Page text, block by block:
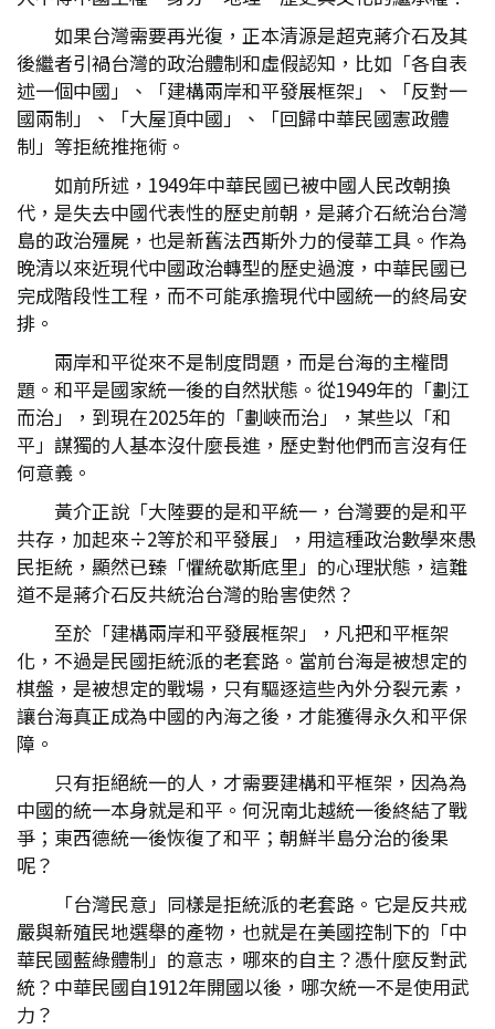
如果台灣需要再光復，正本清源是超克蔣介石及其
後繼者引禍台灣的政治體制和虛假認知，比如「各自表
述一個中國」、「建構兩岸和平發展框架」、「反對一
國兩制」、「大屋頂中國」、「回歸中華民國憲政體
制」等拒統推拖術。
如前所述，1949年中華民國已被中國人民改朝換
代，是失去中國代表性的歷史前朝，是蔣介石統治台灣
島的政治殭屍，也是新舊法西斯外力的侵華工具。作為
晚清以來近現代中國政治轉型的歷史過渡，中華民國已
完成階段性工程，而不可能承擔現代中國統一的終局安
排。
兩岸和平從來不是制度問題，而是台海的主權問
題。和平是國家統一後的自然狀態。從1949年的「劃江
而治」，到現在2025年的「劃峽而治」，某些以「和
平」謀獨的人基本沒什麼長進，歷史對他們而言沒有任
何意義。
黃介正說「大陸要的是和平統一，台灣要的是和平
共存，加起來÷2等於和平發展」，用這種政治數學來愚
民拒統，顯然已臻「懼統歇斯底里」的心理狀態，這難
道不是蔣介石反共統治台灣的貽害使然？
至於「建構兩岸和平發展框架」，凡把和平框架
化，不過是民國拒統派的老套路。當前台海是被想定的
棋盤，是被想定的戰場，只有驅逐這些內外分裂元素，
讓台海真正成為中國的內海之後，才能獲得永久和平保
障。
只有拒絕統一的人，才需要建構和平框架，因為為
中國的統一本身就是和平。何況南北越統一後終結了戰
爭；東西德統一後恢復了和平；朝鮮半島分治的後果
呢？
「台灣民意」同樣是拒統派的老套路。它是反共戒
嚴與新殖民地選舉的產物，也就是在美國控制下的「中
華民國藍綠體制」的意志，哪來的自主？憑什麼反對武
統？中華民國自1912年開國以後，哪次統一不是使用武
力？